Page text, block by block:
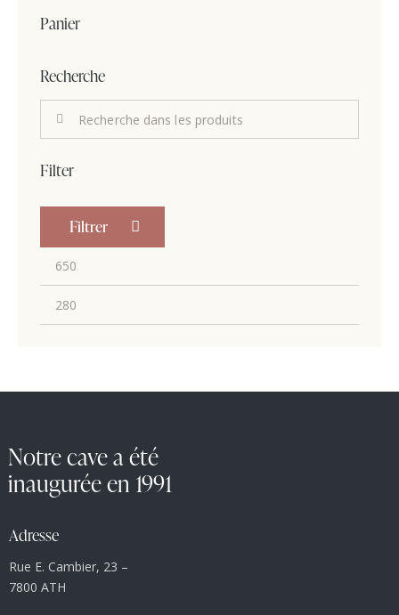
Panier
Recherche
Filter
Filtrer
Notre cave a été
inaugurée en 1991
Adresse
Rue E. Cambier, 23 –
7800 ATH